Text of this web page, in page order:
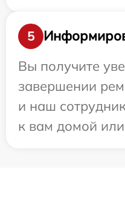
5
Вы получите
завершении
и наш
к вам домой